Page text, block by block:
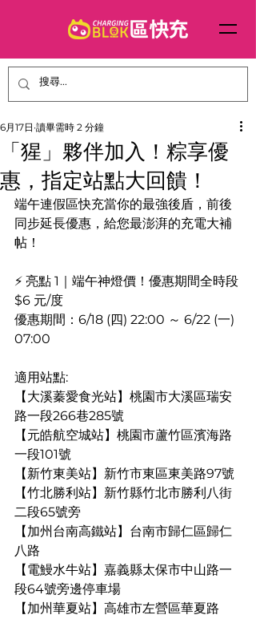
「猩」夥伴加入！粽享優
惠，指定站點大回饋！
6月17日 讀畢需時 2 分鐘
端午連假區快充當你的最強後盾，前後
同步延長優惠，給您最澎湃的充電大補
帖！
⚡ 亮點 1｜端午神燈價！優惠期間全時段
$6 元/度
優惠期間：6/18 (四) 22:00 ～ 6/22 (一)
07:00
適用站點:
【大溪蓁愛食光站】桃園市大溪區瑞安
路一段266巷285號
【元皓航空城站】桃園市蘆竹區濱海路
一段101號
【新竹東美站】新竹市東區東美路97號
【竹北勝利站】新竹縣竹北市勝利八街
二段65號旁
【加州台南高鐵站】台南市歸仁區歸仁
八路
【電鰻水牛站】嘉義縣太保市中山路一
段64號旁邊停車場
【加州華夏站】高雄市左營區華夏路